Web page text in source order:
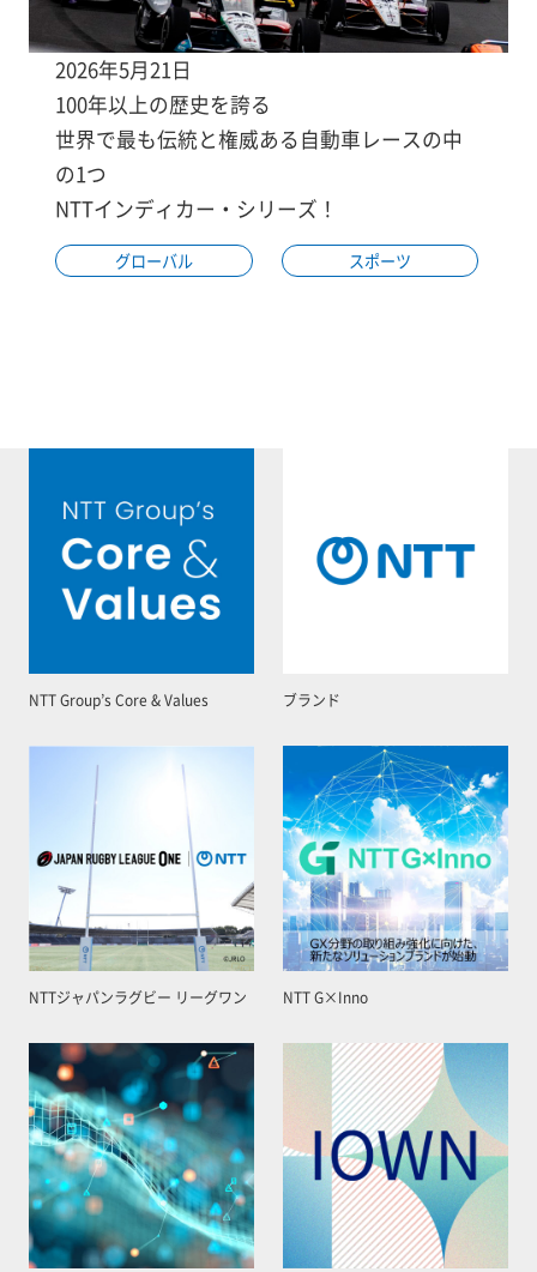
2026年5月21日
100年以上の歴史を誇る
世界で最も伝統と権威ある自動車レースの中
の1つ
NTTインディカー・シリーズ！
グローバル スポーツ
NTT Group’s Core & Values ブランド
NTTジャパンラグビー リーグワン NTT G×Inno